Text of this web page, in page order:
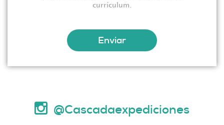
currículum.
Enviar
@Cascadaexpediciones